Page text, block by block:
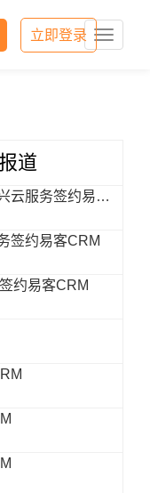
易
立即登录
道
[太平洋电脑网]整合服务资源，中兴云服务签约易客CRM
签约易客CRM
约易客CRM